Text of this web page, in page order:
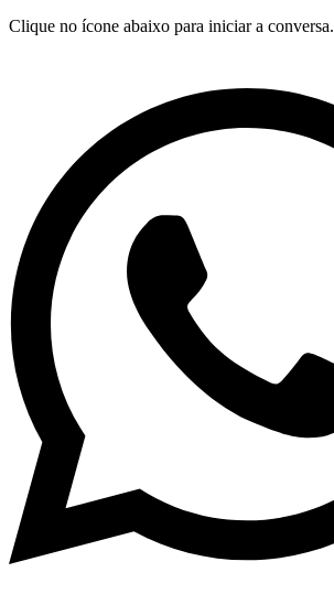
Clique no ícone abaixo para iniciar a conversa.